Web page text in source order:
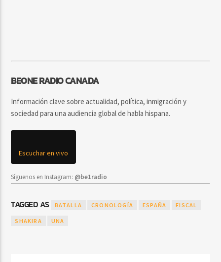
BEONE RADIO CANADA
Información clave sobre actualidad, política, inmigración y
sociedad para una audiencia global de habla hispana.
Escuchar en vivo
Síguenos en Instagram: @be1radio
TAGGED AS BATALLA CRONOLOGÍA ESPAÑA FISCAL
SHAKIRA UNA